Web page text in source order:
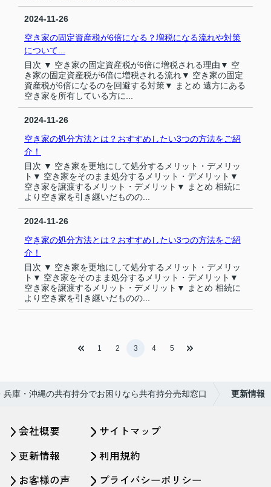
2024-11-26
空き家の固定資産税が6倍になる？増税になる流れや対策
について...
目次 ▼ 空き家の固定資産税が6倍に増税される理由▼ 空
き家の固定資産税が6倍に増税される流れ▼ 空き家の固定
資産税が6倍になるのを回避する対策▼ まとめ 遠方にある
空き家を所有している方に...
2024-11-26
空き家の処分方法とは？おすすめしたい3つの方法をご紹
介！
目次 ▼ 空き家を更地にして処分するメリット・デメリッ
ト▼ 空き家をそのまま処分するメリット・デメリット▼
空き家を譲渡するメリット・デメリット▼ まとめ 相続に
より空き家を引き継いだものの...
2024-11-26
空き家の処分方法とは？おすすめしたい3つの方法をご紹
介！
目次 ▼ 空き家を更地にして処分するメリット・デメリッ
ト▼ 空き家をそのまま処分するメリット・デメリット▼
空き家を譲渡するメリット・デメリット▼ まとめ 相続に
より空き家を引き継いだものの...
1 2 3 4 5
兵庫・沖縄の共有持分でお困りなら共有持分売却窓口 更新情報
会社概要
更新情報
お客様の声
サイトマップ
利用規約
プライバシーポリシー